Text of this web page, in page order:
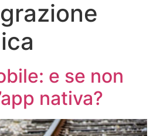
e se non
nativa?